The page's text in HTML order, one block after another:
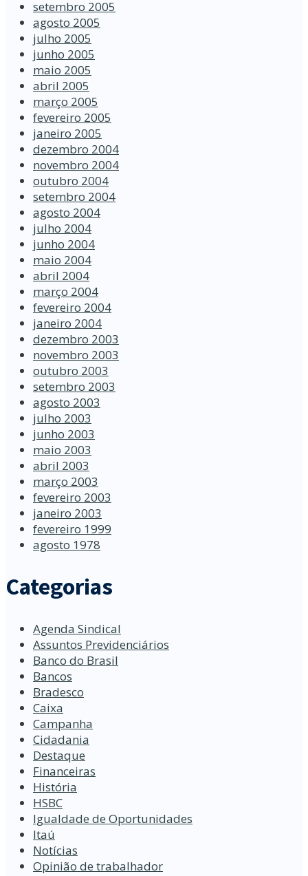
setembro 2005
agosto 2005
julho 2005
junho 2005
maio 2005
abril 2005
março 2005
fevereiro 2005
janeiro 2005
dezembro 2004
novembro 2004
outubro 2004
setembro 2004
agosto 2004
julho 2004
junho 2004
maio 2004
abril 2004
março 2004
fevereiro 2004
janeiro 2004
dezembro 2003
novembro 2003
outubro 2003
setembro 2003
agosto 2003
julho 2003
junho 2003
maio 2003
abril 2003
março 2003
fevereiro 2003
janeiro 2003
fevereiro 1999
agosto 1978
Categorias
Agenda Sindical
Assuntos Previdenciários
Banco do Brasil
Bancos
Bradesco
Caixa
Campanha
Cidadania
Destaque
Financeiras
História
HSBC
Igualdade de Oportunidades
Itaú
Notícias
Opinião de trabalhador